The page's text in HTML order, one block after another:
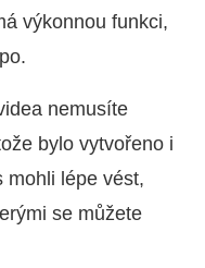
výkonnou funkci,
nemusíte
bylo vytvořeno i
mohli lépe vést,
se můžete